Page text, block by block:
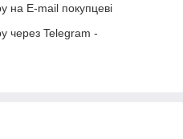
на E-mail покупцеві
через Telegram -